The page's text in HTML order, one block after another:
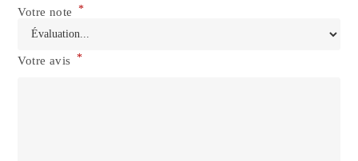
Votre note *
Votre avis *